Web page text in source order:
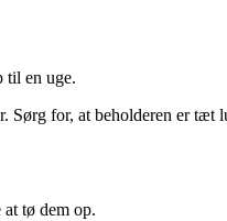
til en uge.
Sørg for, at beholderen er tæt
tø dem op.